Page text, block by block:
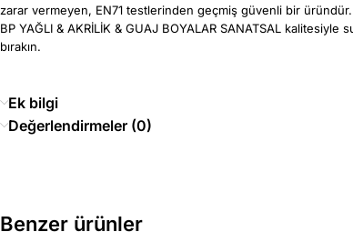
zarar vermeyen, EN71 testlerinden geçmiş güvenli bir üründür.
BP YAĞLI & AKRİLİK & GUAJ BOYALAR SANATSAL
bırakın.
Ek bilgi
Değerlendirmeler (0)
Benzer ürünler